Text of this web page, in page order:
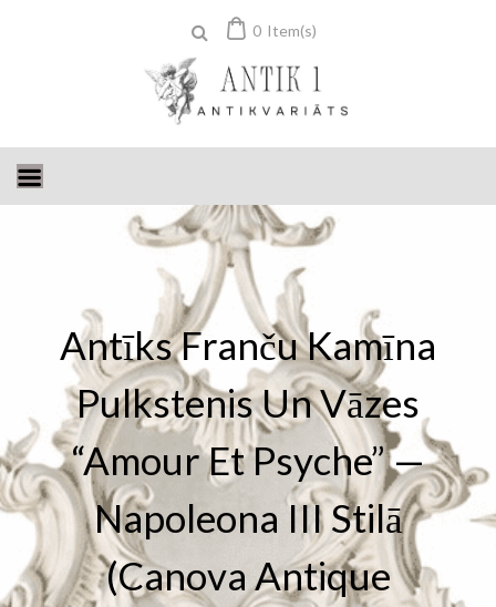
0 Item(s)
Antīks Franču Kamīna
Pulkstenis Un Vāzes
“Amour Et Psyche” —
Napoleona III Stilā
(canova Antique